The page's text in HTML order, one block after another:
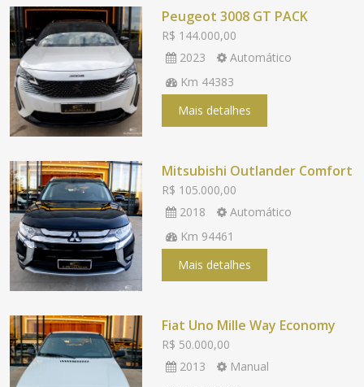
Peugeot 3008 GT PACK
R$ 144.000,00
2023
Automático
Km 44383
Mais detalhes
Mitsubishi Outlander Comfort
R$ 105.000,00
2018
Automático
Km 94461
Mais detalhes
Fiat Uno Mille Way Economy
R$ 50.000,00
2013
Manual